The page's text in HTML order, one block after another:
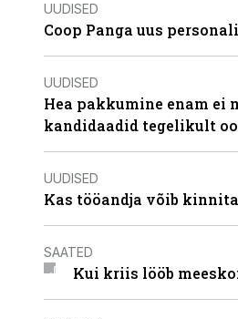
UUDISED
Coop Panga uus
UUDISED
Hea pakkumine enam ei
kandidaadid tegelikult
UUDISED
Kas tööandja võib
SAATED
Kui kriis lööb